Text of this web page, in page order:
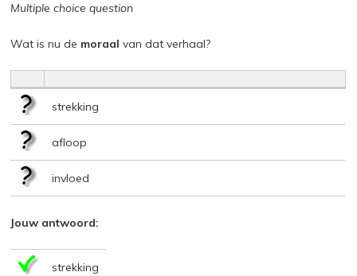
Multiple choice question
Wat is nu de moraal van dat verhaal?
strekking
afloop
invloed
Jouw antwoord:
strekking